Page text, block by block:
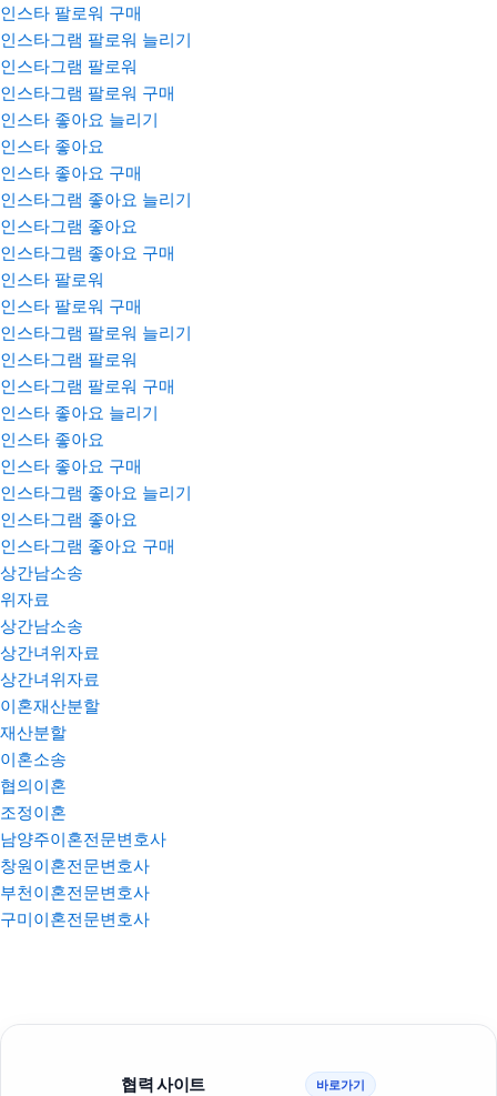
인스타 팔로워 구매
인스타그램 팔로워 늘리기
인스타그램 팔로워
인스타그램 팔로워 구매
인스타 좋아요 늘리기
인스타 좋아요
인스타 좋아요 구매
인스타그램 좋아요 늘리기
인스타그램 좋아요
인스타그램 좋아요 구매
인스타 팔로워
인스타 팔로워 구매
인스타그램 팔로워 늘리기
인스타그램 팔로워
인스타그램 팔로워 구매
인스타 좋아요 늘리기
인스타 좋아요
인스타 좋아요 구매
인스타그램 좋아요 늘리기
인스타그램 좋아요
인스타그램 좋아요 구매
상간남소송
위자료
상간남소송
상간녀위자료
상간녀위자료
이혼재산분할
재산분할
이혼소송
협의이혼
조정이혼
남양주이혼전문변호사
창원이혼전문변호사
부천이혼전문변호사
구미이혼전문변호사
협력 사이트 바로가기